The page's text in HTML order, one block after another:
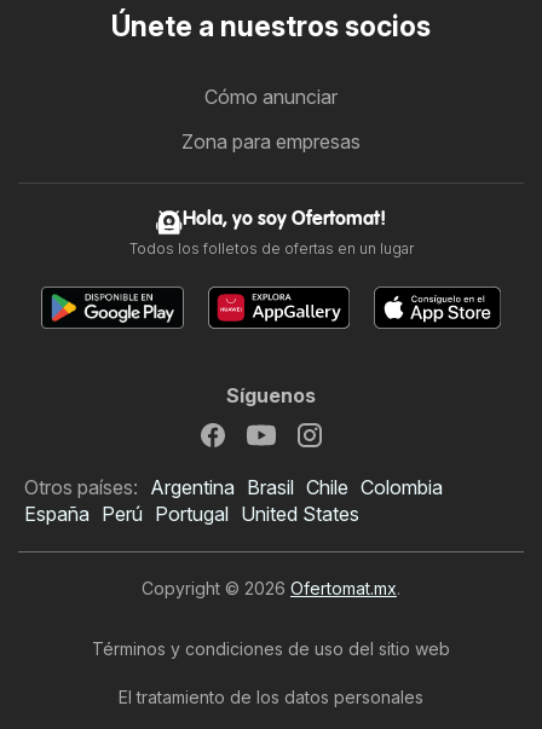
Folleto de Suburbia
Únete a nuestros socios
Cómo anunciar
Zona para empresas
Hola, yo soy Ofertomat!
Todos los folletos de ofertas en un lugar
Síguenos
Otros países: Argentina Brasil Chile Colombia
España Perú Portugal United States
Copyright © 2026 Ofertomat.mx.
Términos y condiciones de uso del sitio web
El tratamiento de los datos personales